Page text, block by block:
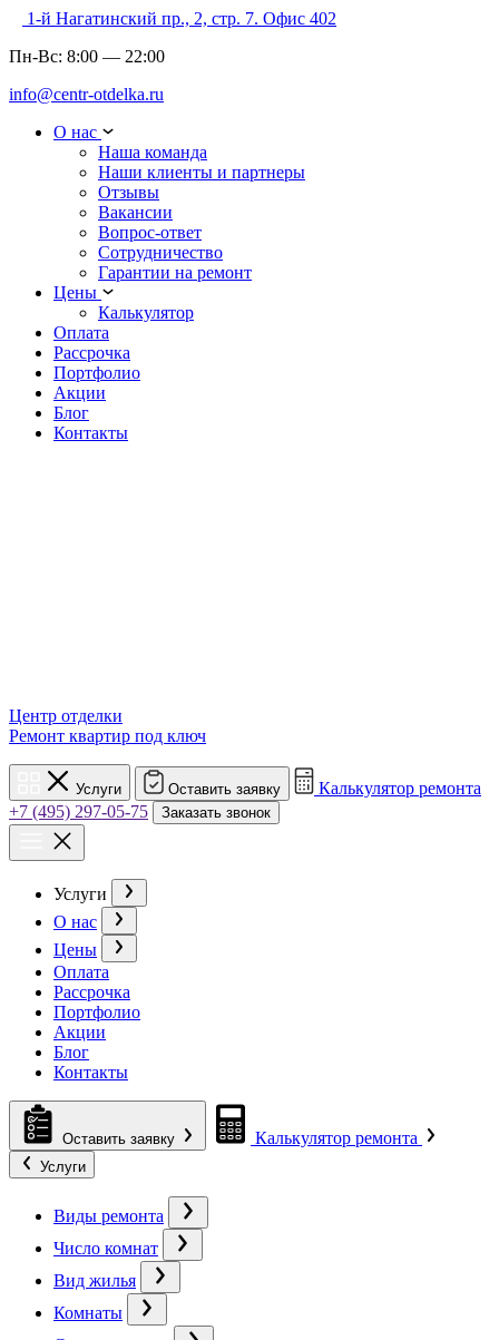
1-й Нагатинский пр., 2, стр. 7. Офис 402
Пн-Вс: 8:00 — 22:00
info@centr-otdelka.ru
О нас
Наша команда
Наши клиенты и партнеры
Отзывы
Вакансии
Вопрос-ответ
Сотрудничество
Гарантии на ремонт
Цены
Калькулятор
Оплата
Рассрочка
Портфолио
Акции
Блог
Контакты
Центр отделки
Ремонт квартир под ключ
Услуги Оставить заявку
Калькулятор ремонта
+7 (495) 297-05-75
Заказать звонок
Услуги
О нас
Цены
Оплата
Рассрочка
Портфолио
Акции
Блог
Контакты
Оставить заявку Калькулятор ремонта
Услуги
Виды ремонта
Число комнат
Вид жилья
Комнаты